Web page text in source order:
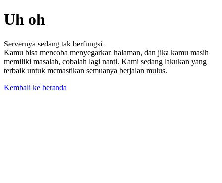
Uh oh
Servernya sedang tak berfungsi.
Kamu bisa mencoba menyegarkan halaman, dan jika kamu masih
memiliki masalah, cobalah lagi nanti. Kami sedang lakukan yang
terbaik untuk memastikan semuanya berjalan mulus.
Kembali ke beranda